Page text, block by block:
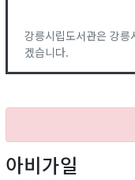
강릉시립도서관은 강
겠습니다.
아비가일